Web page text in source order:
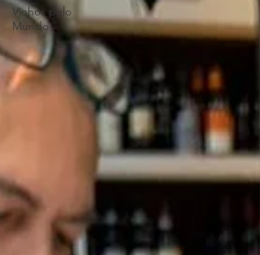
Vinhos pelo
Mundo